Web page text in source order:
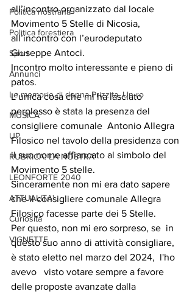
Politica nostrana
Politica forestiera
Sport
Annunci
Le memorie di donna Prizzita. Un ro
MUSICA
UP
RUBRICA: LA NOSTRA
LEONFORTE 2040
ATTUALITA'
Curiosità
VIGNETTE
all’incontro organizzato dal locale
Movimento 5 Stelle di Nicosia,
all’incontro con l’eurodeputato
Giuseppe Antoci.
Incontro molto interessante e pieno di
patos.
L’unica cosa che mi ha lasciato
perplesso è stata la presenza del
consigliere comunale  Antonio Allegra
Filosico nel tavolo della presidenza con
il suo nome affiancato al simbolo del
Movimento 5 stelle.
Sinceramente non mi era dato sapere
che il consigliere comunale Allegra
Filosico facesse parte dei 5 Stelle.
Per questo, non mi ero sorpreso, se  in
questo suo anno di attività consigliare,
è stato eletto nel marzo del 2024,  l'ho
avevo   visto votare sempre a favore
delle proposte avanzate dalla